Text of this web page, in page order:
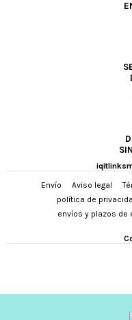
Envío
Aviso legal
política de
envíos y plazos de